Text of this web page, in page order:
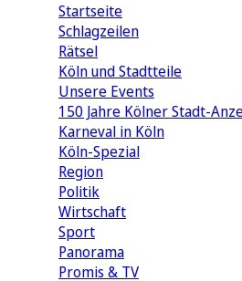
Startseite
Schlagzeilen
Rätsel
Köln und Stadtteile
Unsere Events
150 Jahre Kölner Stadt-
Karneval in Köln
Köln-Spezial
Region
Politik
Wirtschaft
Sport
Panorama
Promis & TV